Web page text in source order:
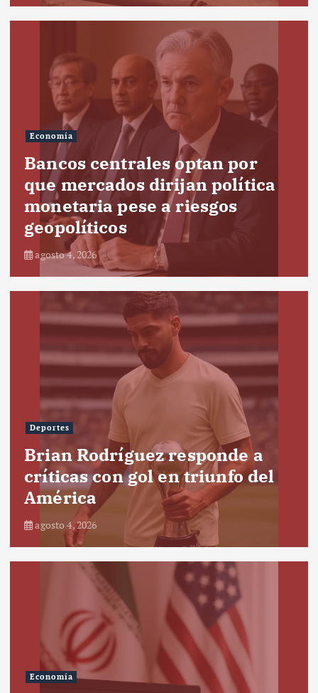
Economía
Bancos centrales optan por
que mercados dirijan política
monetaria pese a riesgos
geopolíticos
agosto 4, 2026
Deportes
Brian Rodríguez responde a
críticas con gol en triunfo del
América
agosto 4, 2026
Economía